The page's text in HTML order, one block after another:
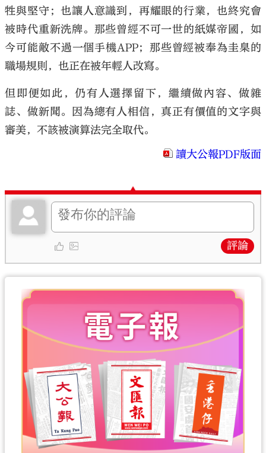
牲與堅守；也讓人意識到，再耀眼的行業，也終究會
被時代重新洗牌。那些曾經不可一世的紙媒帝國，如
今可能敵不過一個手機APP；那些曾經被奉為圭臬的
職場規則，也正在被年輕人改寫。
但即便如此，仍有人選擇留下，繼續做內容、做雜
誌、做新聞。因為總有人相信，真正有價值的文字與
審美，不該被演算法完全取代。
讀大公報PDF版面
評論